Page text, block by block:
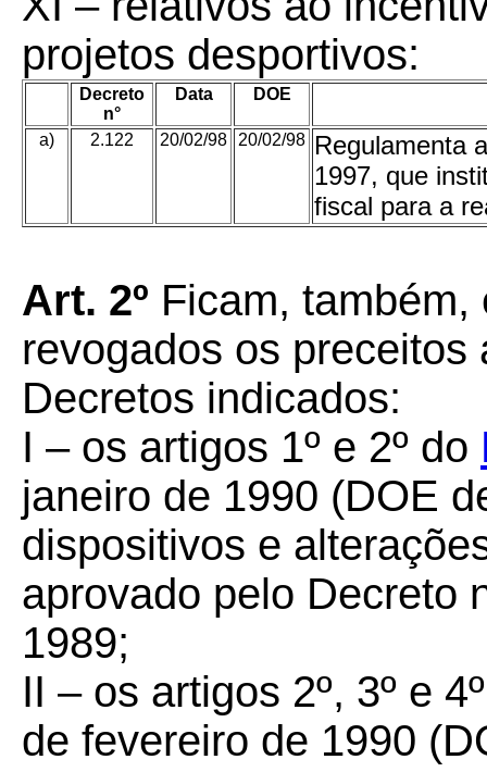
projetos desportivos:
Decreto
n°
Data DOE
a) 2.122 20/02/98 20/02/98 Regulamenta
1997, que
fiscal para a
Art. 2º Ficam,
revogados os
Decretos indicados:
I – os artigos 1º e 2º do
janeiro de 1990 (DOE
dispositivos e
aprovado pelo Decreto
1989;
II – os artigos 2º, 3º e
de fevereiro de 1990